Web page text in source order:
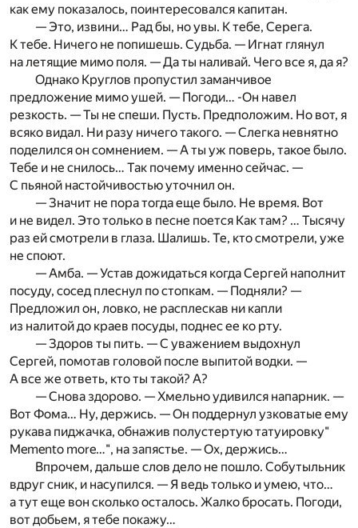
как ему показалось, поинтересовался капитан.
— Это, извини… Рад бы, но увы. К тебе, Серега.
К тебе. Ничего не попишешь. Судьба. — Игнат глянул
на летящие мимо поля. — Да ты наливай. Чего все я, да я?
Однако Круглов пропустил заманчивое
предложение мимо ушей. — Погоди… -Он навел
резкость. — Ты не спеши. Пусть. Предположим. Но вот, я
всяко видал. Ни разу ничего такого. — Слегка невнятно
поделился он сомнением. — А ты уж поверь, такое было.
Тебе и не снилось… Так почему именно сейчас. —
С пьяной настойчивостью уточнил он.
— Значит не пора тогда еще было. Не время. Вот
и не видел. Это только в песне поется Как там? … Тысячу
раз ей смотрели в глаза. Шалишь. Те, кто смотрели, уже
не споют.
— Амба. — Устав дожидаться когда Сергей наполнит
посуду, сосед плеснул по стопкам. — Подняли? —
Предложил он, ловко, не расплескав ни капли
из налитой до краев посуды, поднес ее ко рту.
— Здоров ты пить. — С уважением выдохнул
Сергей, помотав головой после выпитой водки. —
А все же ответь, кто ты такой? А?
— Снова здорово. — Хмельно удивился напарник. —
Вот Фома… Ну, держись. — Он поддернул узковатые ему
рукава пиджачка, обнажив полустертую татуировку"
Memento more…", на запястье. — Ох, держись…
Впрочем, дальше слов дело не пошло. Собутыльник
вдруг сник, и насупился. — Я ведь только и умею, что…
а тут еще вон сколько осталось. Жалко бросать. Погоди,
вот добьем, я тебе покажу…